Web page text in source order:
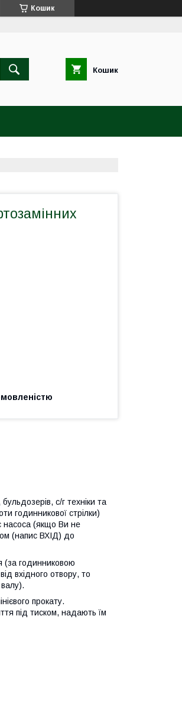
Кошик
Кошик
с/г техніки та
годинникової стрілки)
насоса (якщо Ви не
(напис ВХІД) до
(за годинниковою
вхідного отвору, то
прокату.
під тиском, надають їм